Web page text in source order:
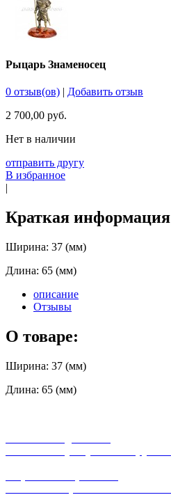
Рыцарь Знаменосец
0 отзыв(ов) | Добавить отзыв
2 700,00 руб.
Нет в наличии
отправить другу
В избранное
|
Краткая информация
Ширина: 37 (мм)
Длина: 65 (мм)
описание
Отзывы
О товаре:
Ширина: 37 (мм)
Длина: 65 (мм)